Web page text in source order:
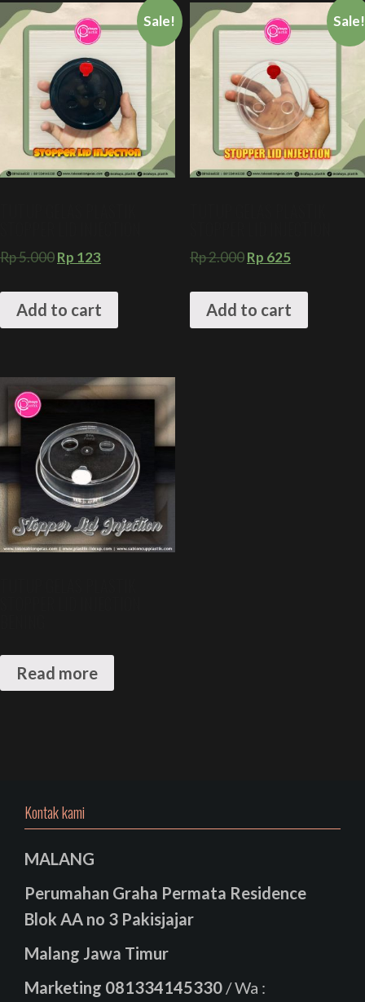
Sale!
Rp5.000Rp 123
Add to cart
Sale!
Rp2.000Rp 625
Add to cart
Read more
Kontak kami
MALANG
Perumahan Graha Permata Residence
Blok AA no 3 Pakisjajar
Malang Jawa Timur
Marketing 081334145330 / Wa :